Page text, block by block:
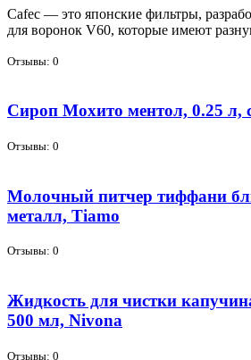
Cafec — это япон­ские филь­тры,
для во­ро­нок V60, ко­то­рые име­ют
Отзывы: 0
Сироп Мохито ментол, 0.25 л,
Отзывы: 0
Молочный питчер тиффани
металл, Tiamo
Отзывы: 0
Жидкость для чистки
500 мл, Nivona
Отзывы: 0